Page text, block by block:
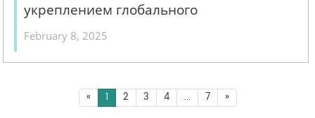
укреплением глобального
сотрудничества
February 8, 2025
« 1 2 3 4 ... 7 »